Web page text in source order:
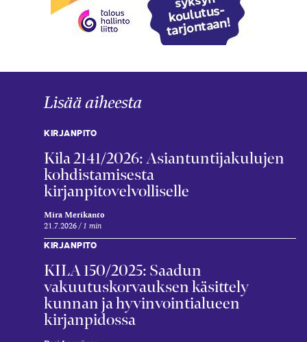
Lisää aiheesta
KIRJANPITO
Kila 2141/2026: Asiantuntijakulujen
kohdistamisesta
kirjanpitovelvolliselle
Mira Merikanto
21.7.2026 1 min
KIRJANPITO
KILA 150/2025: Saadun
vakuutuskorvauksen käsittely
kunnan ja hyvinvointialueen
kirjanpidossa